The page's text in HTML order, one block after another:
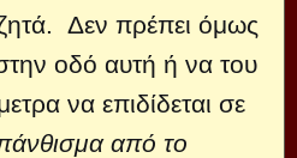
Δεν πρέπει όμως
οδό αυτή ή να του
να επιδίδεται σε
από το